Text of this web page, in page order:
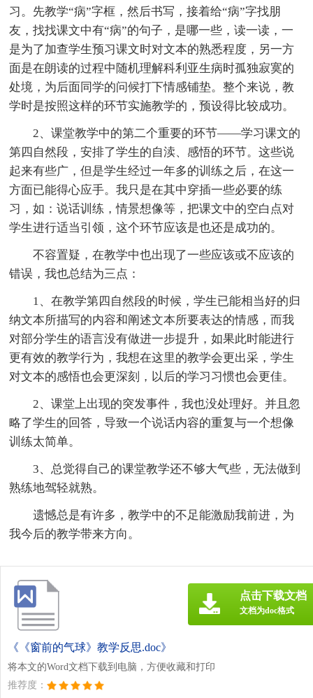
习。先教学“病”字框，然后书写，接着给“病”字找朋
友，找找课文中有“病”的句子，是哪一些，读一读，一
是为了加查学生预习课文时对文本的熟悉程度，另一方
面是在朗读的过程中随机理解科利亚生病时孤独寂寞的
处境，为后面同学的问候打下情感铺垫。整个来说，教
学时是按照这样的环节实施教学的，预设得比较成功。
2、课堂教学中的第二个重要的环节——学习课文的
第四自然段，安排了学生的自渎、感悟的环节。这些说
起来有些广，但是学生经过一年多的训练之后，在这一
方面已能得心应手。我只是在其中穿插一些必要的练
习，如：说话训练，情景想像等，把课文中的空白点对
学生进行适当引领，这个环节应该是也还是成功的。
不容置疑，在教学中也出现了一些应该或不应该的
错误，我也总结为三点：
1、在教学第四自然段的时候，学生已能相当好的归
纳文本所描写的内容和阐述文本所要表达的情感，而我
对部分学生的语言没有做进一步提升，如果此时能进行
更有效的教学行为，我想在这里的教学会更出采，学生
对文本的感悟也会更深刻，以后的学习习惯也会更佳。
2、课堂上出现的突发事件，我也没处理好。并且忽
略了学生的回答，导致一个说话内容的重复与一个想像
训练太简单。
3、总觉得自己的课堂教学还不够大气些，无法做到
熟练地驾轻就熟。
遗憾总是有许多，教学中的不足能激励我前进，为
我今后的教学带来方向。
《《窗前的气球》教学反思.doc》
将本文的Word文档下载到电脑，方便收藏和打印
推荐度：
点击下载文档
文档为doc格式